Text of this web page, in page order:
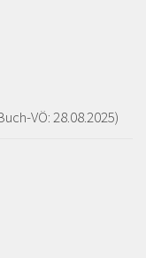
VÖ: 28.08.2025)